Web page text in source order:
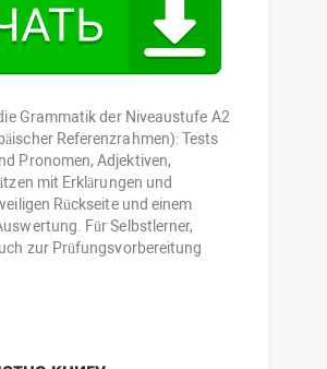
Grammatik der Niveaustufe A2
Referenzrahmen): Tests
Pronomen, Adjektiven,
mit Erklärungen und
Rückseite und einem
Für Selbstlerner,
zur Prüfungsvorbereitung